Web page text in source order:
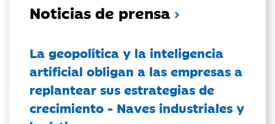
Noticias de prensa
La geopolítica y la inteligencia
artificial obligan a las empresas a
replantear sus estrategias de
crecimiento - Naves industriales y